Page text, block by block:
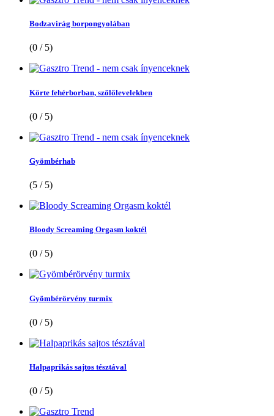
Bodzavirág borpongyolában
(0 / 5)
Körte fehérborban, szőlőlevelekben
(0 / 5)
Gyömbérhab
(5 / 5)
Bloody Screaming Orgasm koktél
(0 / 5)
Gyömbérörvény turmix
(0 / 5)
Halpaprikás sajtos tésztával
(0 / 5)